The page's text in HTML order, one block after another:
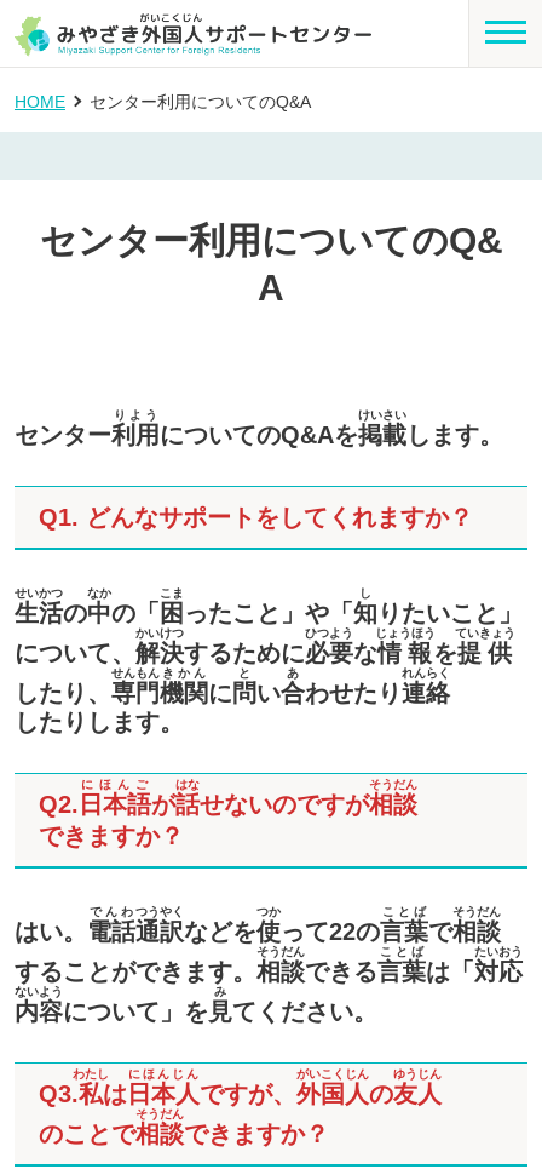
HOME センター利用についてのQ&A
センター利用についてのQ&
A
センター利用
りよう
についてのQ&Aを掲載
けいさい
します。
Q1. どんなサポートをしてくれますか？
生活
せいかつ
の中
なか
の「 困
こま
ったこと」や「 知
し
りたいこと」
について、 解決
かいけつ
するために必要
ひつよう
な情報
じょうほう
を提供
ていきょう
したり、 専門
せんもん
機関
きかん
に問
と
い合
あ
わせたり連絡
れんらく
したりします。
Q2. 日本語
にほんご
が話
はな
せないのですが相談
そうだん
できますか？
はい。 電話
でんわ
通訳
つうやく
などを使
つか
って22の言葉
ことば
で相談
そうだん
することができます。 相談
そうだん
できる言葉
ことば
は「 対応
たいおう
内容
ないよう
について」を 見
み
てください。
Q3.私
わたし
は 日本人
にほんじん
ですが、 外国人
がいこくじん
の友人
ゆうじん
のことで相談
そうだん
できますか？